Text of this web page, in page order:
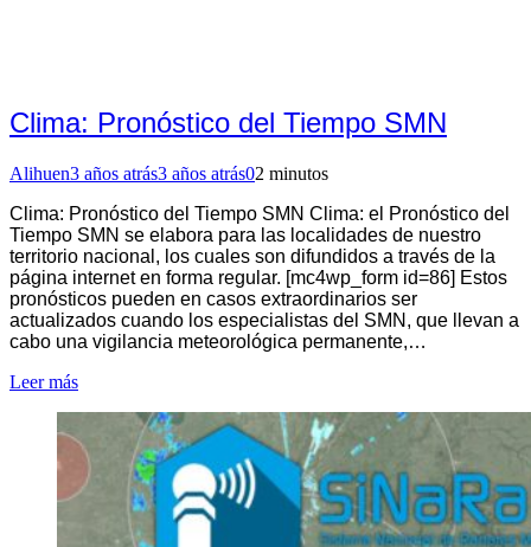
Clima: Pronóstico del Tiempo SMN
Alihuen3 años atrás3 años atrás02 minutos
Clima: Pronóstico del Tiempo SMN Clima: el Pronóstico del
Tiempo SMN se elabora para las localidades de nuestro
territorio nacional, los cuales son difundidos a través de la
página internet en forma regular. [mc4wp_form id=86] Estos
pronósticos pueden en casos extraordinarios ser
actualizados cuando los especialistas del SMN, que llevan a
cabo una vigilancia meteorológica permanente,…
Leer más